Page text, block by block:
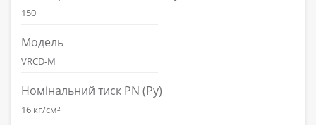
150
Модель
VRCD-M
Номінальний тиск PN (Ру)
16 кг/см²